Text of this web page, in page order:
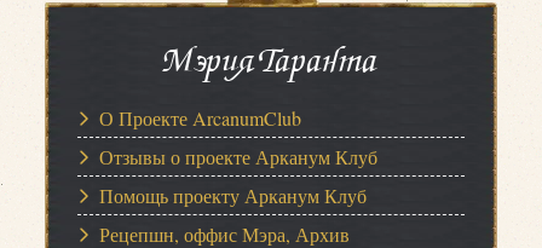
Мэрия Таранта
О Проекте ArcanumClub
Отзывы о проекте Арканум Клуб
Помощь проекту Арканум Клуб
Рецепшн, оффис Мэра, Архив